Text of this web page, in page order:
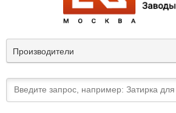
Производители